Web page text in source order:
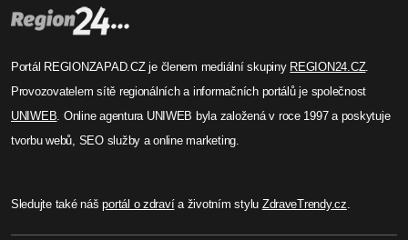
Portál REGIONZAPAD.CZ je členem mediální skupiny REGION24.CZ.
Provozovatelem sítě regionálních a informačních portálů je společnost
UNIWEB . Online agentura UNIWEB byla založená v roce 1997 a poskytuje
tvorbu webů, SEO služby a online marketing.
Sledujte také nášportál o zdravía životním stylu ZdraveTrendy.cz